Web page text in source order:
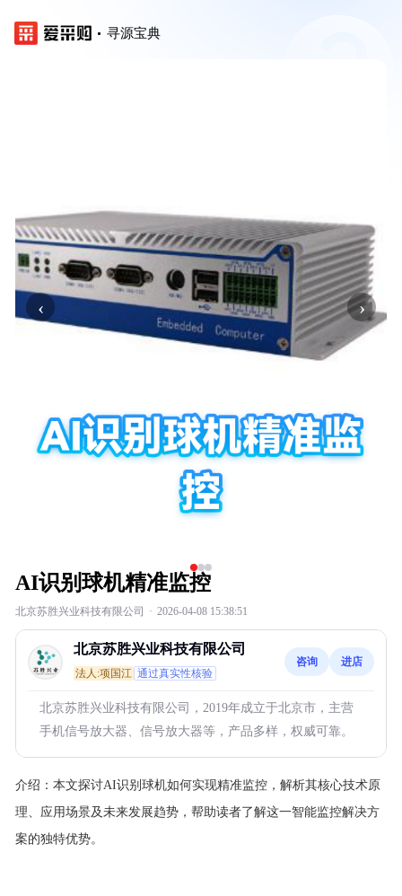
寻源宝典
‹ ›
AI识别球机精准监控
北京苏胜兴业科技有限公司 · 2026-04-08 15:38:51
北京苏胜兴业科技有限公司
法人:项国江 通过真实性核验
咨询 进店
北京苏胜兴业科技有限公司，2019年成立于北京市，主营
手机信号放大器、信号放大器等，产品多样，权威可靠。
介绍： 本文探讨AI识别球机如何实现精准监控，解析其核心技术原
理、应用场景及未来发展趋势，帮助读者了解这一智能监控解决方
案的独特优势。